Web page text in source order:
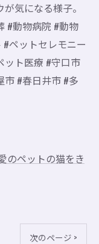
気になる様子。
#動物病院 #動物
ペットセレモニー
ット医療 #守口市
市 #春日井市 #多
のペットの猫をき
次のページ >